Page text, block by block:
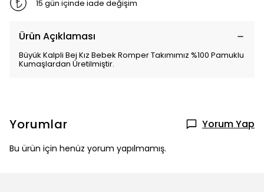
15 gün içinde iade değişim
Ürün Açıklaması
Büyük Kalpli Bej Kız Bebek Romper Takımımız %100 Pamuklu
Kumaşlardan Üretilmiştir.
Yorumlar Yorum Yap
Bu ürün için henüz yorum yapılmamış.